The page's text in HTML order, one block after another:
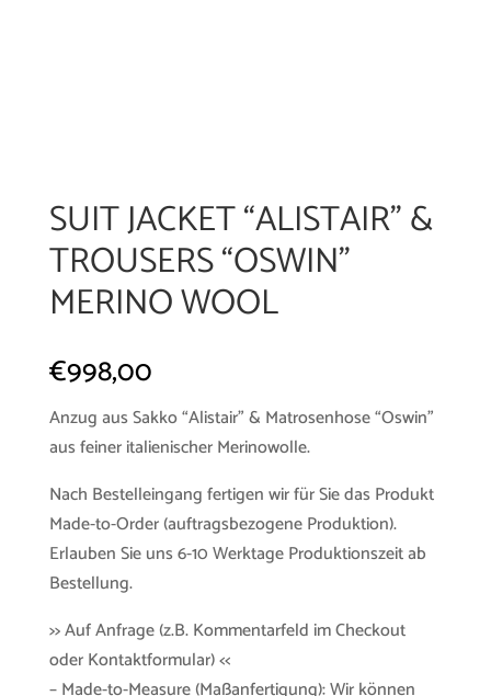
SUIT JACKET “ALISTAIR” &
TROUSERS “OSWIN”
MERINO WOOL
€998,00
Anzug aus Sakko “Alistair” & Matrosenhose “Oswin”
aus feiner italienischer Merinowolle.
Nach Bestelleingang fertigen wir für Sie das Produkt
Made-to-Order (auftragsbezogene Produktion).
Erlauben Sie uns 6-10 Werktage Produktionszeit ab
Bestellung.
>> Auf Anfrage (z.B. Kommentarfeld im Checkout
oder Kontaktformular) <<